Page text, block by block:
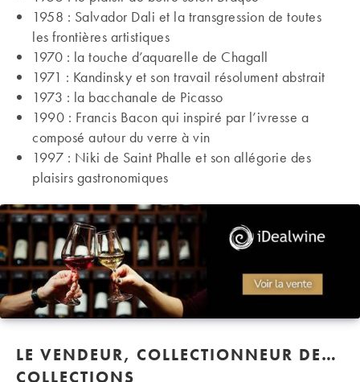
1958 : Salvador Dali et la transgression de toutes
les frontières artistiques
1970 : la touche d’aquarelle de Chagall
1971 : Kandinsky et son travail résolument abstrait
1973 : la bacchanale de Picasso
1990 : Francis Bacon qui inspiré par l’ivresse a
composé autour du verre à vin
1997 : Niki de Saint Phalle et son allégorie des
plaisirs gastronomiques
LE VENDEUR, COLLECTIONNEUR DE…
COLLECTIONS